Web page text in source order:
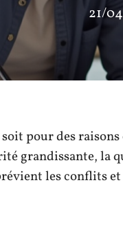
21/
pour des
grandissante, la
les conflits